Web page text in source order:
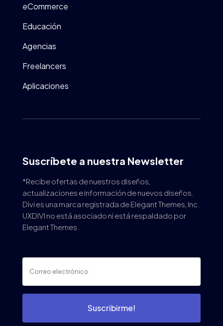
eCommerce
Educación
Agencias
Freelancers
Aplicaciones
Suscríbete a nuestra Newsletter
*Recibe ofertas de nuestros diseños,
actualizaciones e información de nuevos diseños.
Divi es una marca registrada de Elegant Themes, Inc.
UXDIVI no está asociado ni está respaldado por
Elegant Themes.
Suscribirme!